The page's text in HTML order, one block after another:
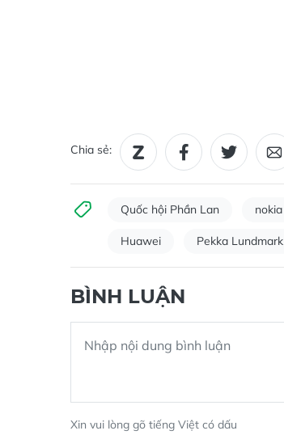
Chia sẻ:
Quốc hội Phần Lan nokia
Huawei Pekka Lundmark
BÌNH LUẬN